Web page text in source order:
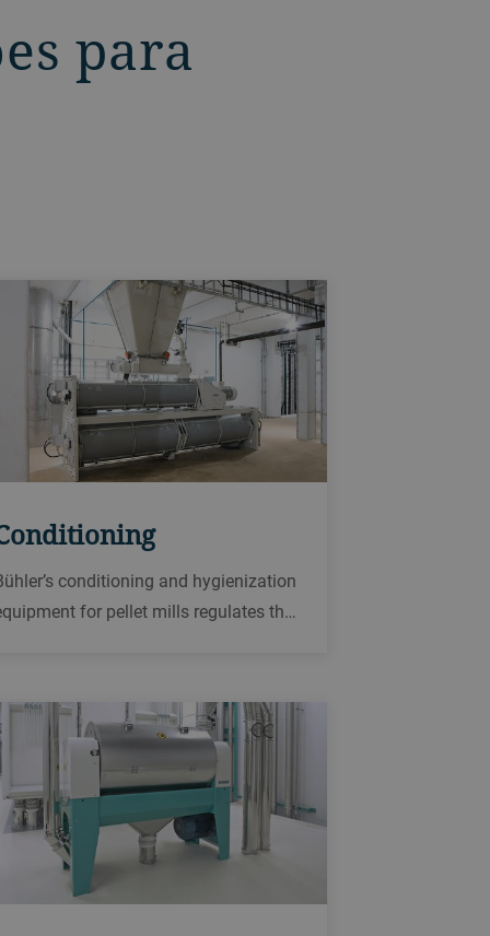
para
conditioning and hygienization
for pellet mills regulates the
right consistency for an improved
performance.